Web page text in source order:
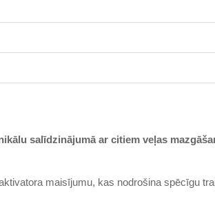
salīdzinājumā ar citiem veļas
maisījumu, kas nodrošina spēcīgu